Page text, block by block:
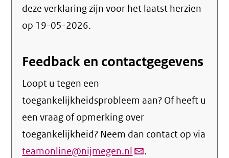
deze verklaring zijn voor het laatst herzien
op 19-05-2026.
Feedback en contactgegevens
Loopt u tegen een
toegankelijkheidsprobleem aan? Of heeft u
een vraag of opmerking over
toegankelijkheid? Neem dan contact op via
teamonline@nijmegen.nl (link.